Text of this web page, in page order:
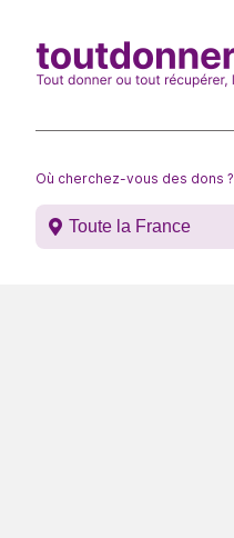
Où cherchez-vous des dons ?
Toute la France